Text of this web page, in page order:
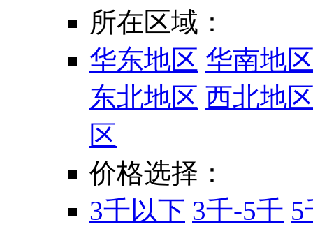
所在区域：
华东地区 华南地
东北地区 西北地
区
价格选择：
3千以下 3千-5千 5